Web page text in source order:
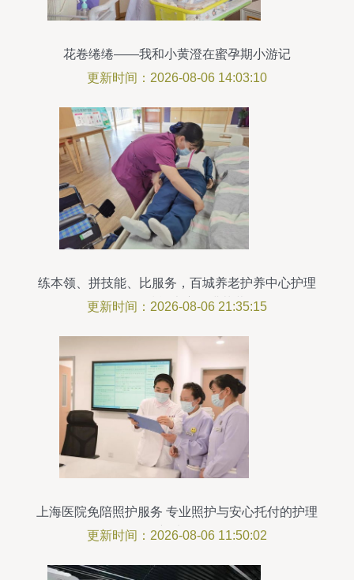
花卷绻绻——我和小黄澄在蜜孕期小游记
更新时间：2026-08-06 14:03:10
练本领、拼技能、比服务，百城养老护养中心护理
员操作技能大赛圆满落幕
更新时间：2026-08-06 21:35:15
上海医院免陪照护服务 专业照护与安心托付的护理
新选择
更新时间：2026-08-06 11:50:02